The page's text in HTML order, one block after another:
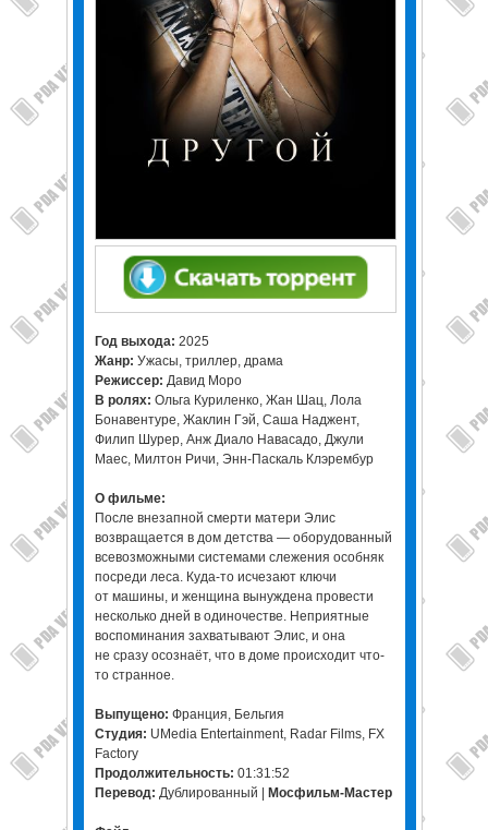
Год выхода: 2025
Жанр: Ужасы, триллер, драма
Режиссер: Давид Моро
В ролях: Ольга Куриленко, Жан Шац, Лола
Бонавентуре, Жаклин Гэй, Саша Наджент,
Филип Шурер, Анж Диало Навасадо, Джули
Маес, Милтон Ричи, Энн-Паскаль Клэрембур
О фильме:
После внезапной смерти матери Элис
возвращается в дом детства — оборудованный
всевозможными системами слежения особняк
посреди леса. Куда-то исчезают ключи
от машины, и женщина вынуждена провести
несколько дней в одиночестве. Неприятные
воспоминания захватывают Элис, и она
не сразу осознаёт, что в доме происходит что-
то странное.
Выпущено: Франция, Бельгия
Студия: UMedia Entertainment, Radar Films, FX
Factory
Продолжительность: 01:31:52
Перевод: Дублированный | Мосфильм-Мастер